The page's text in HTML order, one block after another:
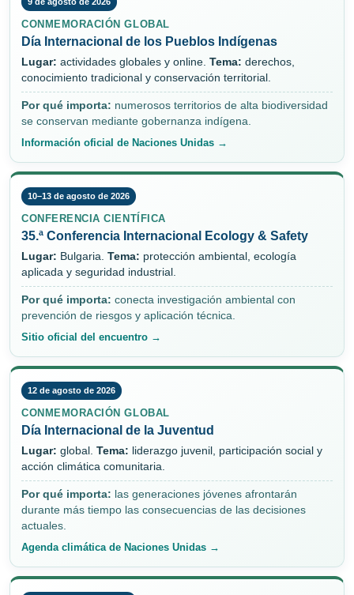
CONMEMORACIÓN GLOBAL
Día Internacional de los Pueblos Indígenas
Lugar: actividades globales y online. Tema: derechos,
conocimiento tradicional y conservación territorial.
Por qué importa: numerosos territorios de alta biodiversidad
se conservan mediante gobernanza indígena.
Información oficial de Naciones Unidas →
10–13 de agosto de 2026
CONFERENCIA CIENTÍFICA
35.ª Conferencia Internacional Ecology & Safety
Lugar: Bulgaria. Tema: protección ambiental, ecología
aplicada y seguridad industrial.
Por qué importa: conecta investigación ambiental con
prevención de riesgos y aplicación técnica.
Sitio oficial del encuentro →
12 de agosto de 2026
CONMEMORACIÓN GLOBAL
Día Internacional de la Juventud
Lugar: global. Tema: liderazgo juvenil, participación social y
acción climática comunitaria.
Por qué importa: las generaciones jóvenes afrontarán
durante más tiempo las consecuencias de las decisiones
actuales.
Agenda climática de Naciones Unidas →